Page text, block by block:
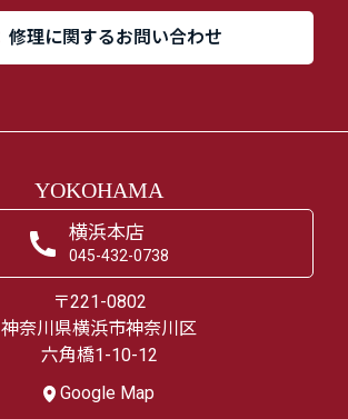
修理に関するお問い合わせ
YOKOHAMA
横浜本店
045-432-0738
〒221-0802
神奈川県横浜市神奈川区
六角橋1-10-12
Google Map